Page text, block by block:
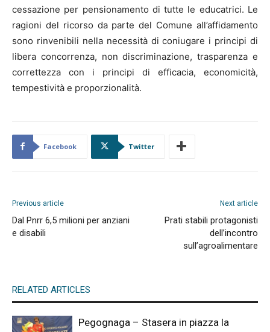
cessazione per pensionamento di tutte le educatrici. Le
ragioni del ricorso da parte del Comune all’affidamento
sono rinvenibili nella necessità di coniugare i principi di
libera concorrenza, non discriminazione, trasparenza e
correttezza con i principi di efficacia, economicità,
tempestività e proporzionalità.
Facebook Twitter
Previous article
Dal Pnrr 6,5 milioni per anziani
e disabili
Next article
Prati stabili protagonisti
dell’incontro
sull’agroalimentare
RELATED ARTICLES
Pegognaga – Stasera in piazza la